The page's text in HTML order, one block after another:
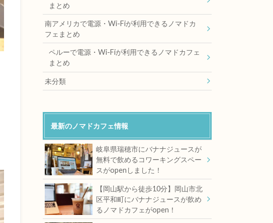
まとめ
南アメリカで電源・Wi-Fiが利用できるノマドカ
フェまとめ
ペルーで電源・Wi-Fiが利用できるノマドカフェ
まとめ
未分類
最新のノマドカフェ情報
岐阜県瑞穂市にバナナジュースが
無料で飲めるコワーキングスペー
スがopenしました！
【岡山駅から徒歩10分】岡山市北
区平和町にバナナジュースが飲め
るノマドカフェがopen！